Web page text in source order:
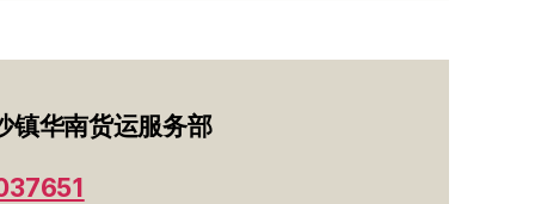
镇华南货运服务部